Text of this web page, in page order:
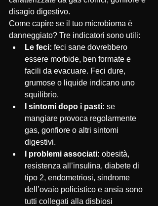
disagio digestivo.
Come capire se il tuo microbioma è
danneggiato? Tre indicatori sono utili:
Le feci: feci sane dovrebbero
essere morbide, ben formate e
facili da evacuare. Feci dure,
grumose o liquide indicano uno
squilibrio.
I sintomi dopo i pasti: se
mangiare provoca regolarmente
gas, gonfiore o altri sintomi
digestivi.
I problemi associati: obesità,
resistenza all’insulina, diabete di
tipo 2, endometriosi, sindrome
dell’ovaio policistico e ansia sono
tutti collegati alla disbiosi